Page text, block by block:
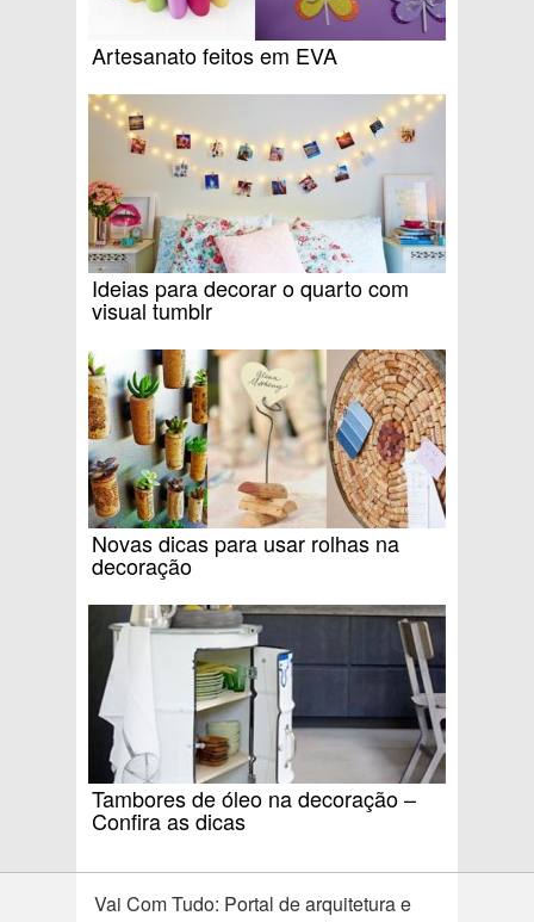
Artesanato feitos em EVA
Ideias para decorar o quarto com
visual tumblr
Novas dicas para usar rolhas na
decoração
Tambores de óleo na decoração –
Confira as dicas
Vai Com Tudo: Portal de arquitetura e